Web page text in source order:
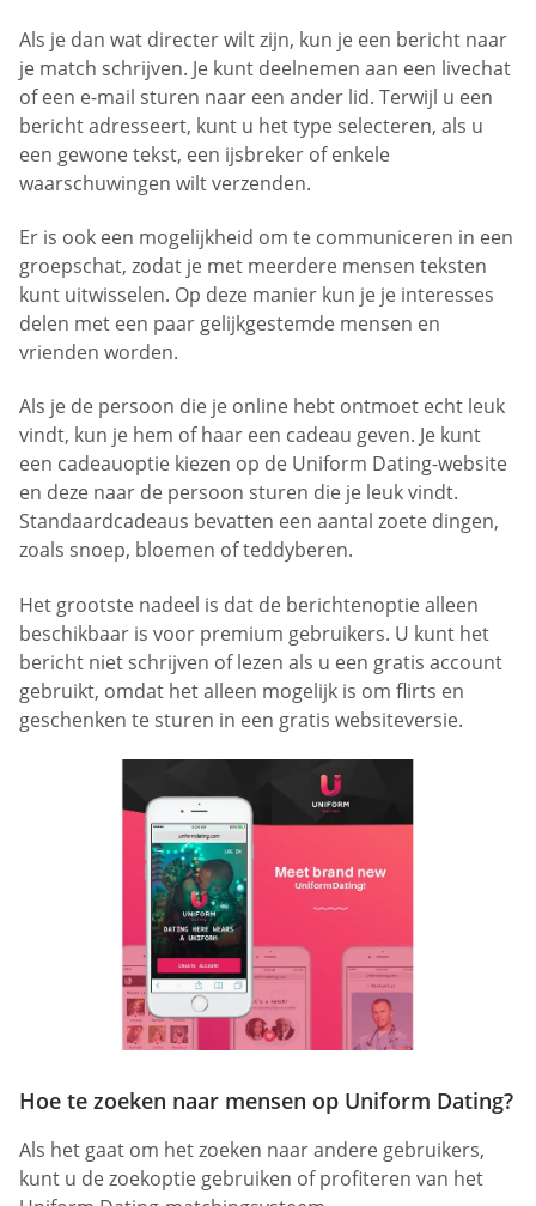
Als je dan wat directer wilt zijn, kun je een bericht naar
je match schrijven. Je kunt deelnemen aan een livechat
of een e-mail sturen naar een ander lid. Terwijl u een
bericht adresseert, kunt u het type selecteren, als u
een gewone tekst, een ijsbreker of enkele
waarschuwingen wilt verzenden.
Er is ook een mogelijkheid om te communiceren in een
groepschat, zodat je met meerdere mensen teksten
kunt uitwisselen. Op deze manier kun je je interesses
delen met een paar gelijkgestemde mensen en
vrienden worden.
Als je de persoon die je online hebt ontmoet echt leuk
vindt, kun je hem of haar een cadeau geven. Je kunt
een cadeauoptie kiezen op de Uniform Dating-website
en deze naar de persoon sturen die je leuk vindt.
Standaardcadeaus bevatten een aantal zoete dingen,
zoals snoep, bloemen of teddyberen.
Het grootste nadeel is dat de berichtenoptie alleen
beschikbaar is voor premium gebruikers. U kunt het
bericht niet schrijven of lezen als u een gratis account
gebruikt, omdat het alleen mogelijk is om flirts en
geschenken te sturen in een gratis websiteversie.
Hoe te zoeken naar mensen op Uniform Dating?
Als het gaat om het zoeken naar andere gebruikers,
kunt u de zoekoptie gebruiken of profiteren van het